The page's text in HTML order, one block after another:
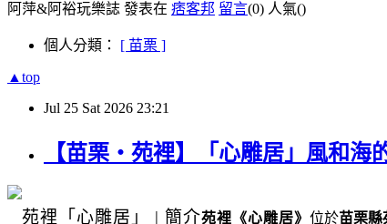
阿萍&阿裕玩樂誌 發表在 痞客邦 留言(0) 人氣()
個人分類： [ 苗栗 ]
▲top
Jul 25 Sat 2026 23:21
【苗栗・苑裡】「心雕居」風和
苑裡 「心雕居」 | 簡介苑裡 《心雕居》 位於苗栗縣